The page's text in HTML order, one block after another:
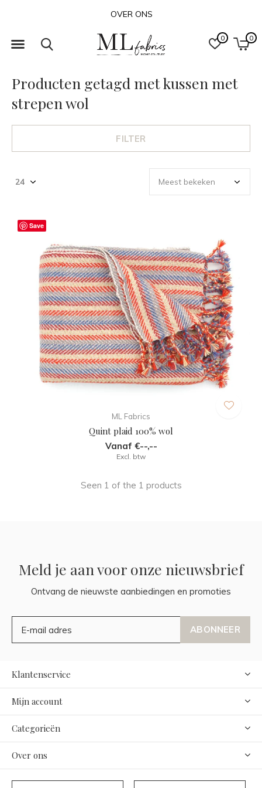
0 0
OVER ONS
Producten getagd met kussen met
strepen wol
FILTER
ML Fabrics
Quint plaid 100% wol
Vanaf €--,--
Excl. btw
Seen 1 of the 1 products
Meld je aan voor onze nieuwsbrief
Ontvang de nieuwste aanbiedingen en promoties
ABONNEER
Klantenservice
Mijn account
Categorieën
Over ons
Save